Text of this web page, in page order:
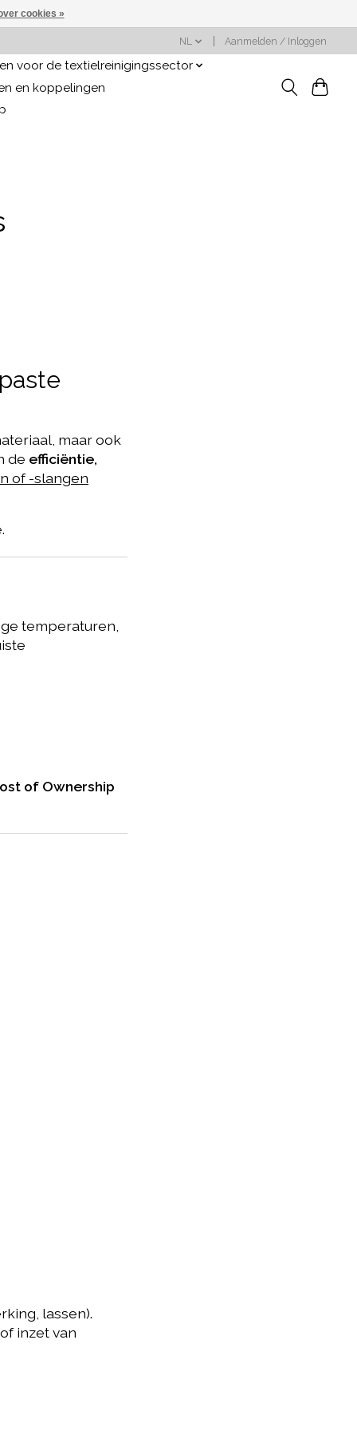
NL Aanmelden / Inloggen
voor de textielreinigingssector
en koppelingen
maar ook
de efficiëntie,
of -slangen
temperaturen,
of Ownership
lassen).
inzet van
cookies »